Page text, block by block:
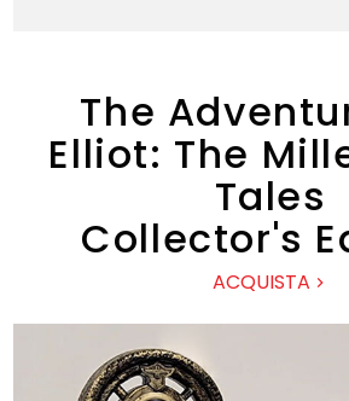
The
Elliot: The
Tales
Collector's
ACQUISTA